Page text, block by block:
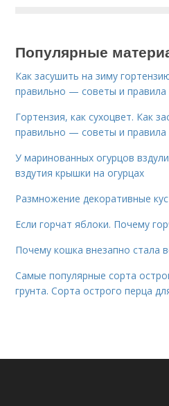
Популярные
Как засушить на зиму
правильно — советы и правила
Гортензия, как сухоцвет. Как
правильно — советы и правила
У маринованных огурцов
вздутия крышки на огурцах
Размножение декоративные
Если горчат яблоки. Почему
Почему кошка внезапно стала
Самые популярные сорта
грунта. Сорта острого перца